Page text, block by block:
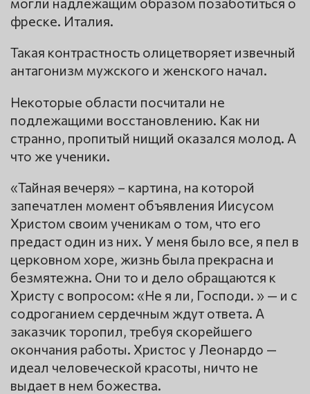
фреске. Италия.
Такая контрастность олицетворяет извечный
антагонизм мужского и женского начал.
Некоторые области посчитали не
подлежащими восстановлению. Как ни
странно, пропитый нищий оказался молод. А
что же ученики.
«Тайная вечеря» – картина, на которой
запечатлен момент объявления Иисусом
Христом своим ученикам о том, что его
предаст один из них. У меня было все, я пел в
церковном хоре, жизнь была прекрасна и
безмятежна. Они то и дело обращаются к
Христу с вопросом: «Не я ли, Господи. » — и с
содроганием сердечным ждут ответа. А
заказчик торопил, требуя скорейшего
окончания работы. Христос у Леонардо —
идеал человеческой красоты, ничто не
выдает в нем божества.